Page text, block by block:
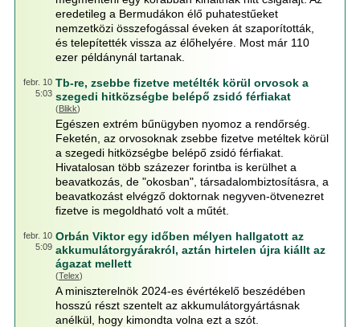
eredetileg a Bermudákon élő puhatestűeket
nemzetközi összefogással éveken át szaporították,
és telepítették vissza az élőhelyére. Most már 110
ezer példánynál tartanak.
febr. 10
5:03
Tb-re, zsebbe fizetve metélték körül orvosok a
szegedi hitközségbe belépő zsidó férfiakat
(Blikk)
Egészen extrém bűnügyben nyomoz a rendőrség.
Feketén, az orvosoknak zsebbe fizetve metéltek körül
a szegedi hitközségbe belépő zsidó férfiakat.
Hivatalosan több százezer forintba is kerülhet a
beavatkozás, de "okosban", társadalombiztosításra, a
beavatkozást elvégző doktornak negyven-ötvenezret
fizetve is megoldható volt a műtét.
febr. 10
5:09
Orbán Viktor egy időben mélyen hallgatott az
akkumulátorgyárakról, aztán hirtelen újra kiállt az
ágazat mellett
(Telex)
A miniszterelnök 2024-es évértékelő beszédében
hosszú részt szentelt az akkumulátorgyártásnak
anélkül, hogy kimondta volna ezt a szót.